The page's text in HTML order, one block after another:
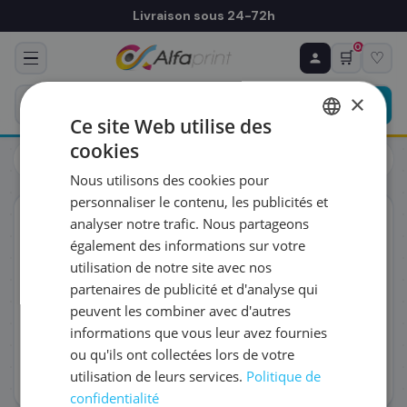
Livraison sous 24-72h
🛒
0
♡
Toutes les imprimantes
♻ COMMANDE RÉCURRENTE
Prévoyez & économisez
Programmez votre prochain achat — notre équipe
vous prépare un devis personnalisé
RÉFÉRENCE DU PRODUIT
FRÉQUENCE
QUANTITÉ PAR LIVRAISON
DATE DE PREMIÈRE LIVRAISON SOUHAITÉE
×
Ce site Web utilise des
cookies
Nous utilisons des cookies pour
personnaliser le contenu, les publicités et
analyser notre trafic. Nous partageons
également des informations sur votre
utilisation de notre site avec nos
partenaires de publicité et d'analyse qui
peuvent les combiner avec d'autres
informations que vous leur avez fournies
ou qu'ils ont collectées lors de votre
utilisation de leurs services. Politique de
confidentialité